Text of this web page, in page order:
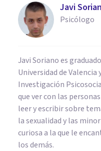
Javi
Psicólogo
Javi Soriano es
Universidad de
Investigación
que ver con las
leer y escribir sobre
la sexualidad y las
curiosa a la que le
los demás.